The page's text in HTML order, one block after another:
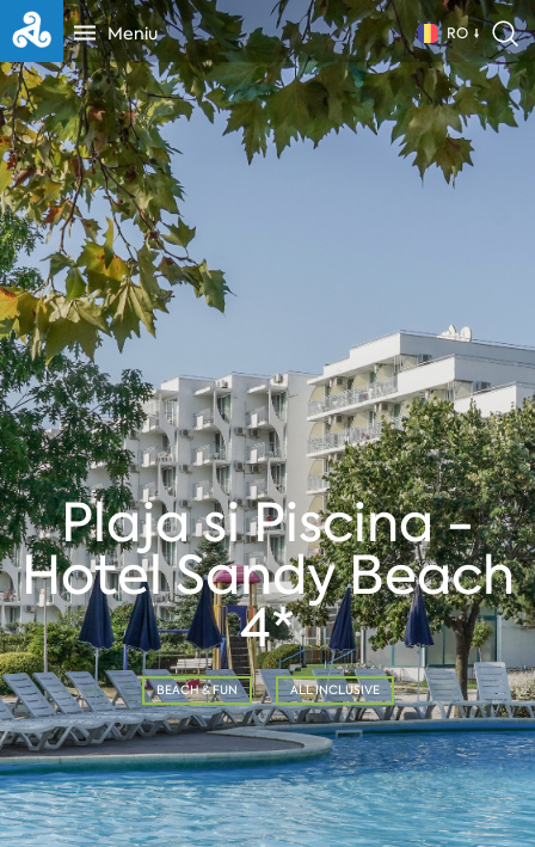
Meniu RO
Plaja si Piscina -
Hotel Sandy Beach
4*
BEACH & FUN ALL INCLUSIVE